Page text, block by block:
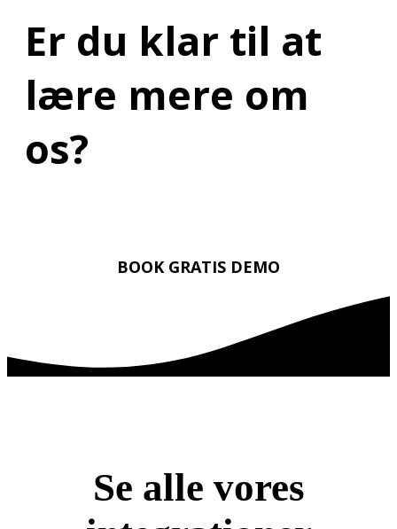
Er du klar til at
lære mere om
os?
BOOK GRATIS DEMO
Se alle vores